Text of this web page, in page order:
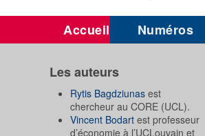
Accueil Numéros
Les auteurs
Rytis Bagdziunas est
chercheur au CORE (UCL).
Vincent Bodart est professeur
d’économie à l’UCLouvain et